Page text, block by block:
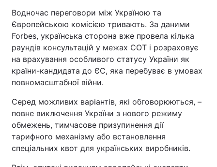
Водночас переговори між Україною та
Європейською комісією тривають. За даними
Forbes, українська сторона вже провела кілька
раундів консультацій у межах СОТ і розраховує
на врахування особливого статусу України як
країни-кандидата до ЄС, яка перебуває в умовах
повномасштабної війни.
Серед можливих варіантів, які обговорюються, –
повне виключення України з нового режиму
обмежень, тимчасове призупинення дії
тарифного механізму або встановлення
спеціальних квот для українських виробників.